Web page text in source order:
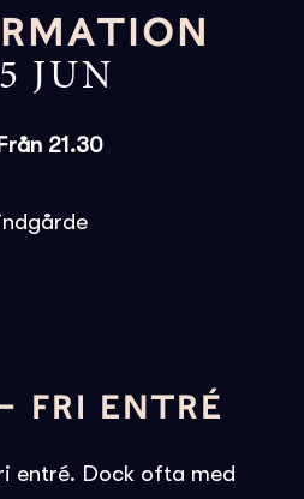
JUN
21.30
FRI ENTRÉ
entré. Dock ofta med